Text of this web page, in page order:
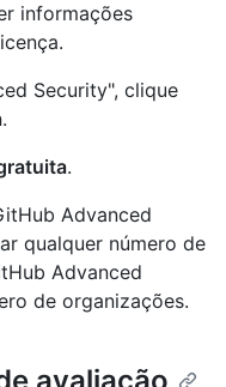
informações
Security", clique
.
.
Advanced
qualquer número de
Advanced
de organizações.